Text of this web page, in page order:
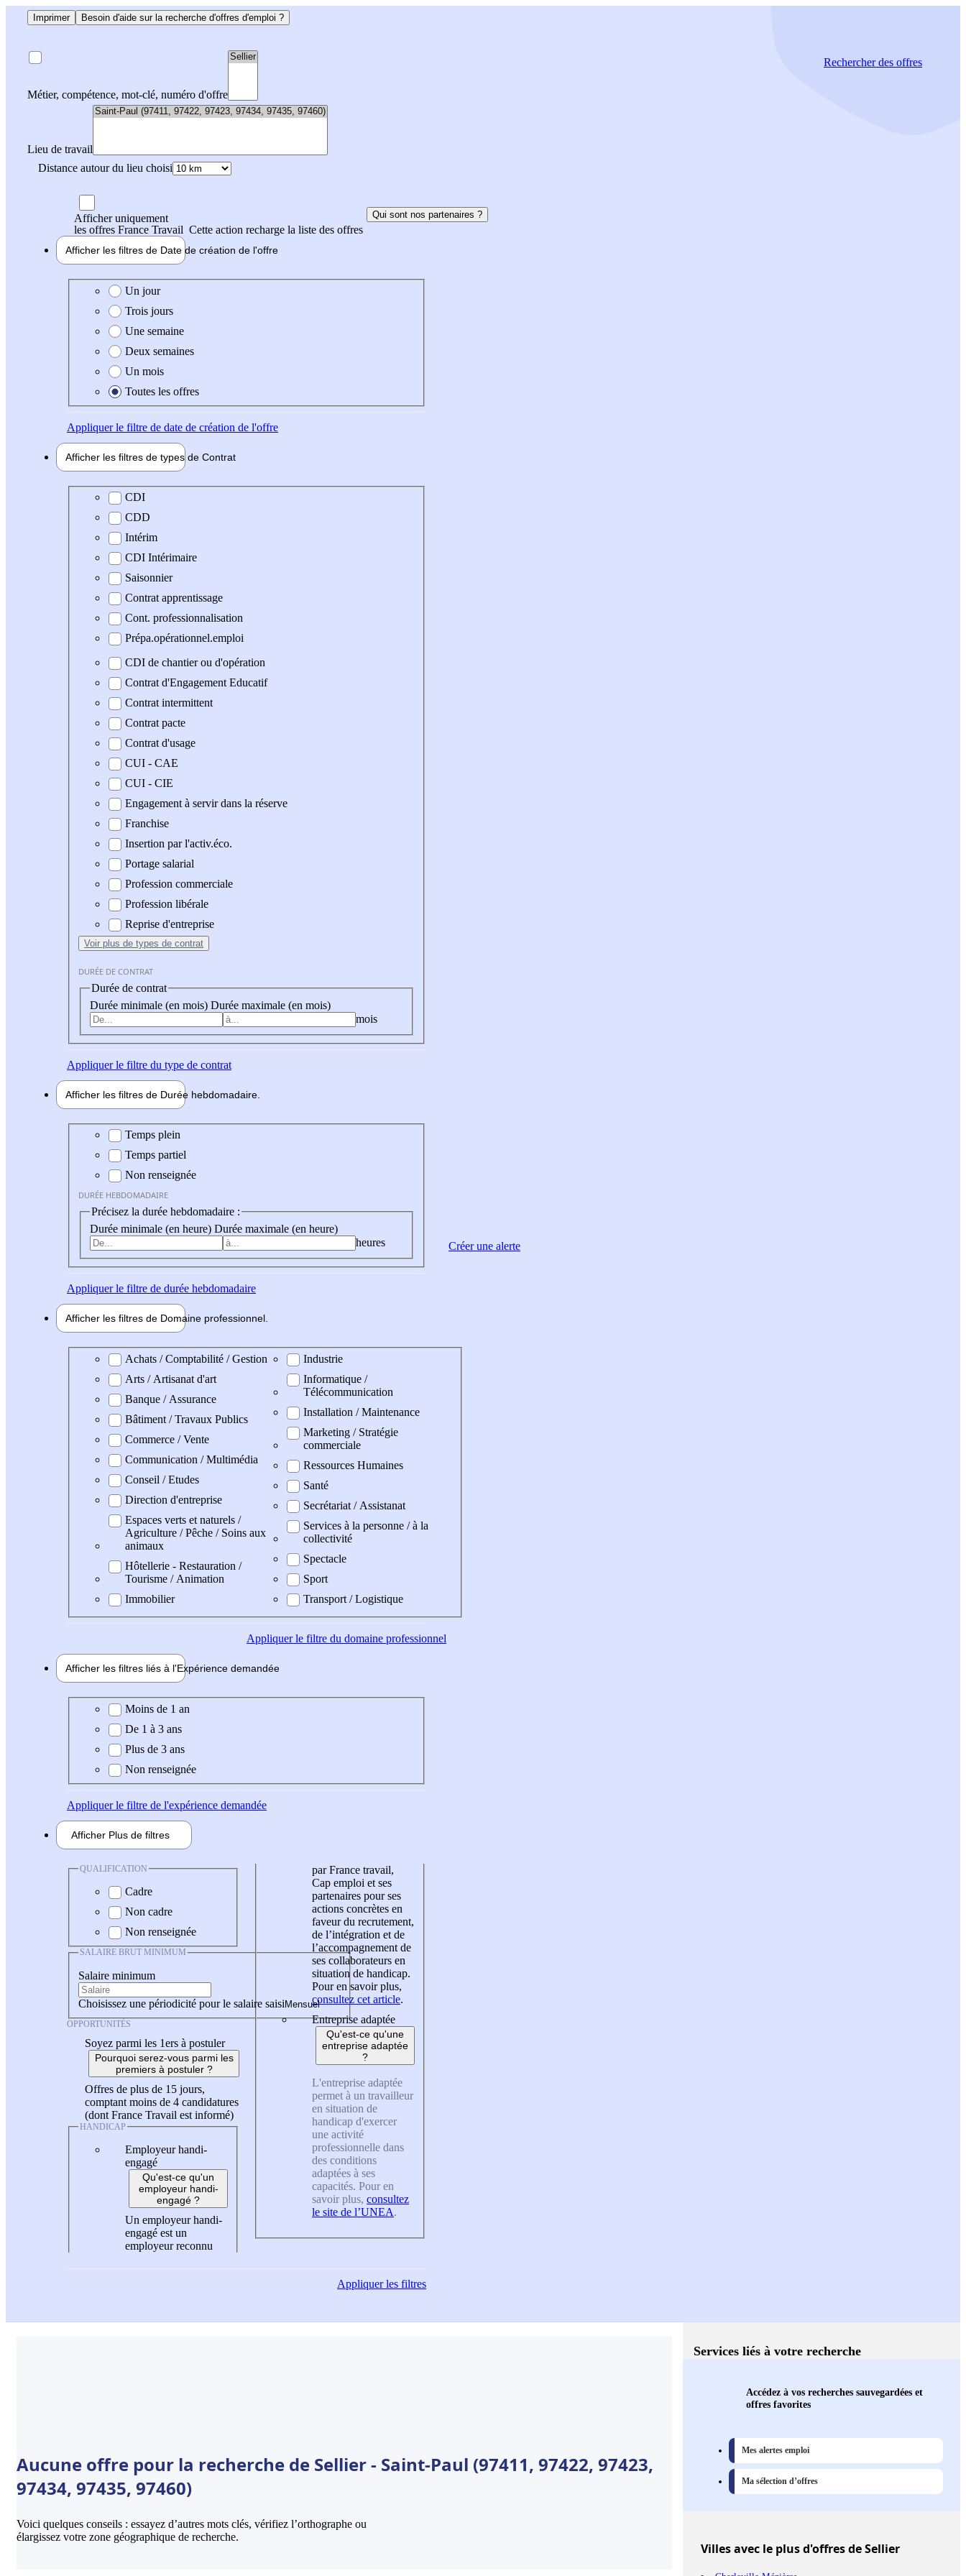
Imprimer Besoin d'aide sur la recherche d'offres d'emploi ?
Métier, compétence, mot-clé, numéro d'offre
Lieu de travail
Distance autour du lieu choisi
Rechercherdes offres
Afficher uniquement
les offres France Travail Cette action recharge la liste des offres
Qui sont nos partenaires ?
Afficher les filtres de Date de création de l'offre
Date de création de l'offre
Un jour
Trois jours
Une semaine
Deux semaines
Un mois
Toutes les offres
Appliquerle filtre de date de création de l'offre
Afficher les filtres de types de Contrat
Type de contrat
CDI
CDD
Intérim
CDI Intérimaire
Saisonnier
Contrat apprentissage
Cont. professionnalisation
Prépa.opérationnel.emploi
CDI de chantier ou d'opération
Contrat d'Engagement Educatif
Contrat intermittent
Contrat pacte
Contrat d'usage
CUI - CAE
CUI - CIE
Engagement à servir dans la réserve
Franchise
Insertion par l'activ.éco.
Portage salarial
Profession commerciale
Profession libérale
Reprise d'entreprise
Voir plus de types de contrat
DURÉE DE CONTRAT
Durée de contrat
Durée minimale (en mois) Durée maximale (en mois)
mois
Appliquerle filtre du type de contrat
Afficher les filtres de Durée hebdomadaire
Durée hebdomadaire
Temps plein
Temps partiel
Non renseignée
DURÉE HEBDOMADAIRE
Précisez la durée hebdomadaire :
Durée minimale (en heure) Durée maximale (en heure)
heures
Appliquerle filtre de durée hebdomadaire
Afficher les filtres de Domaine professionnel
Domaine professionel
Achats / Comptabilité / Gestion
Arts / Artisanat d'art
Banque / Assurance
Bâtiment / Travaux Publics
Commerce / Vente
Communication / Multimédia
Conseil / Etudes
Direction d'entreprise
Espaces verts et naturels /
Agriculture / Pêche / Soins aux
animaux
Hôtellerie - Restauration /
Tourisme / Animation
Immobilier
Industrie
Informatique /
Télécommunication
Installation / Maintenance
Marketing / Stratégie
commerciale
Ressources Humaines
Santé
Secrétariat / Assistanat
Services à la personne / à la
collectivité
Spectacle
Sport
Transport / Logistique
Appliquerle filtre du domaine professionnel
Afficher les filtres liés à l'Expérience demandée
Expérience demandée
Moins de 1 an
De 1 à 3 ans
Plus de 3 ans
Non renseignée
Appliquerle filtre de l'expérience demandée
Afficher Plus de filtres
QUALIFICATION
Cadre
Non cadre
Non renseignée
SALAIRE BRUT MINIMUM
Salaire minimum
Choisissez une périodicité pour le salaire saisi
OPPORTUNITÉS
Soyez parmi les 1ers à postuler
Pourquoi serez-vous parmi les
premiers à postuler ?
Offres de plus de 15 jours,
comptant moins de 4 candidatures
(dont France Travail est informé)
HANDICAP
Employeur handi-
engagé
Qu'est-ce qu'un
employeur handi-
engagé ?
Un employeur handi-
engagé est un
employeur reconnu
par France travail,
Cap emploi et ses
partenaires pour ses
actions concrètes en
faveur du recrutement,
de l’intégration et de
l’accompagnement de
ses collaborateurs en
situation de handicap.
Pour en savoir plus,
consultez cet article.
Entreprise adaptée
Qu'est-ce qu'une
entreprise adaptée
?
L'entreprise adaptée
permet à un travailleur
en situation de
handicap d'exercer
une activité
professionnelle dans
des conditions
adaptées à ses
capacités. Pour en
savoir plus, consultez
le site de l’UNEA.
Appliquerles filtres
Créer une alerte
Aucune offre pour la recherche de Sellier - Saint-Paul (97411, 97422, 97423,
97434, 97435, 97460)
Voici quelques conseils : essayez d’autres mots clés, vérifiez l’orthographe ou
élargissez votre zone géographique de recherche.
Services liés à votre recherche
Accédez à vos recherches sauvegardées et
offres favorites
Mes alertes emploi
Ma sélection d’offres
Villesavec le plus d'offres de Sellier